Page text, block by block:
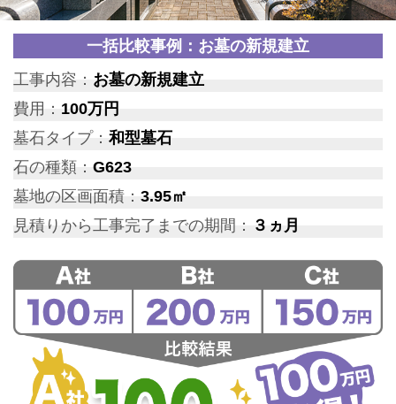
一括比較事例：お墓の新規建立
工事内容： お墓の新規建立
費用： 100万円
墓石タイプ：和型墓石
石の種類： G623
墓地の区画面積： 3.95㎡
見積りから工事完了までの期間： ３ヵ月